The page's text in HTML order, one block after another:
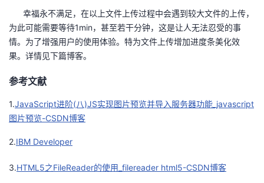
幸福永不满足，在以上文件上传过程中会遇到较大文件的上传，
为此可能需要等待1min，甚至若干分钟，这是让人无法忍受的事
情。为了增强用户的使用体验。特为文件上传增加进度条美化效
果。详情见下篇博客。
参考文献
1.JavaScript进阶(八)JS实现图片预览并导入服务器功能_javascript
图片预览-CSDN博客
2.IBM Developer
3.HTML5之FileReader的使用_filereader html5-CSDN博客